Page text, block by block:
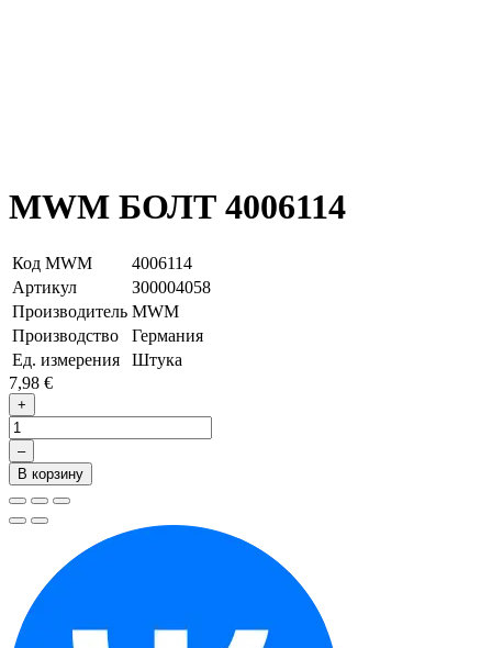
MWM БОЛТ 4006114
Код MWM
4006114
Артикул
З00004058
Производитель MWM
Производство
Германия
Ед. измерения
Штука
7,98 €
+
–
В корзину